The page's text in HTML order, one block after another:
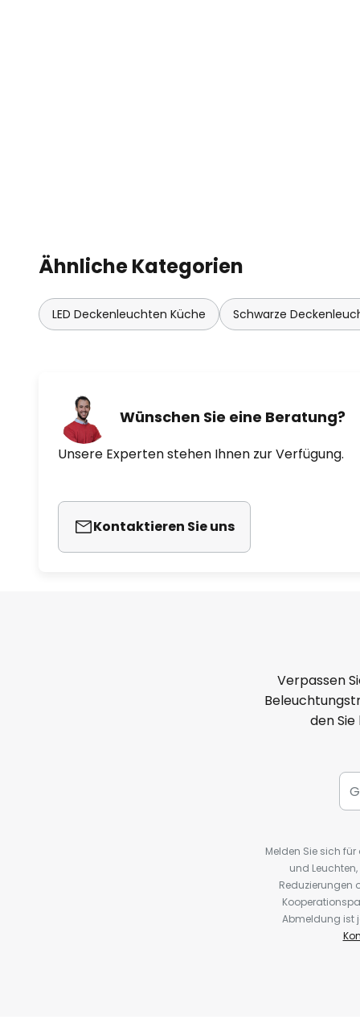
Ähnliche Kategorien
LED Deckenleuchten Küche Schwarze
Wünschen Sie eine Beratung?
Unsere Experten stehen Ihnen zur Verfügung.
Kontaktieren Sie uns
Verpassen
den
Melden Sie sich
und
Reduzierungen
Abmeldung ist